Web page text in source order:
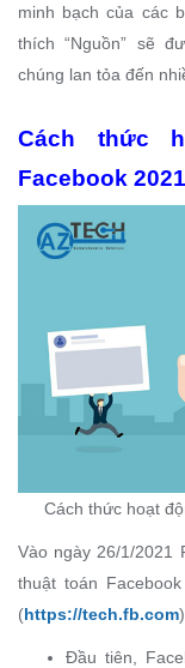
minh bạch của các
thích “Nguồn” sẽ
chúng lan tỏa đến
Cách thức
Facebook 2021
Cách thức hoạt
Vào ngày 26/1/2021
thuật toán
(https://tech.fb.com
Đầu tiên,